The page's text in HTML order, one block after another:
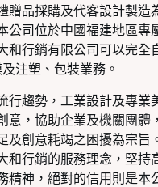
贈品採購及代客設計製造
公司位於中國福建地區專
和行銷有限公司可以完全
注塑、包裝業務。
行趨勢，工業設計及專業
意，協助企業及機關團體
及創意耗竭之困擾為宗旨
和行銷的服務理念，堅持
精神，絕對的信用則是本